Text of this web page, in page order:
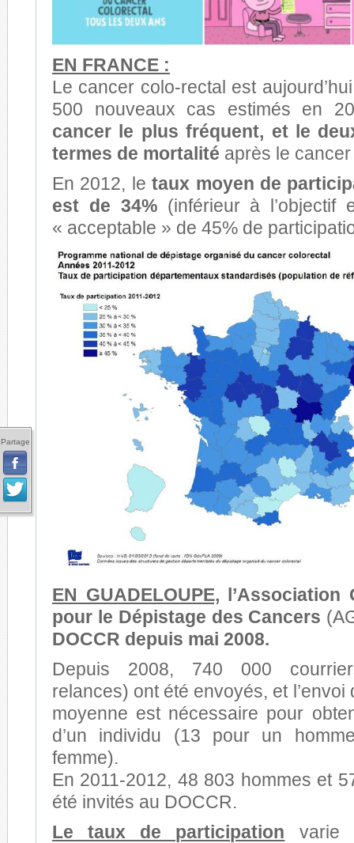
Partage
EN FRANCE :
Le cancer colo-rectal est
500 nouveaux cas estimés en
cancer le plus fréquent, et le
termes de mortalité après le
En 2012, letaux moyen de
est de 34%(inférieur à l’objectif
« acceptable » de 45% de
EN GUADELOUPE,
l’Association
pour le Dépistage des Cancers
DOCCR depuis mai 2008.
Depuis 2008, 740 000
relances) ont été envoyés, et l’envoi
moyenne est nécessaire pour
d’un individu (13 pour un
femme).
En 2011-2012, 48 803 hommes et
été invités au DOCCR.
Le taux de participation varie